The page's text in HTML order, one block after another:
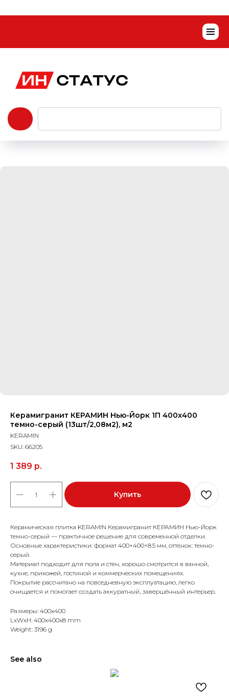
Керамигранит КЕРАМИН Нью-Йорк 1П 400х400
темно-серый (13шт/2,08м2), м2
KERAMIN
SKU: 66205
1 389 р.
Купить
Керамическая плитка KERAMIN Керамигранит КЕРАМИН Нью-Йорк
темно-серый — практичное решение для современной отделки.
Основные характеристики: формат 400×400×8.5 мм, оттенок: темно-
серый.
Материал подходит для пола и стен, хорошо смотрится в ванной,
кухне, прихожей, гостиной и коммерческих помещениях.
Покрытие рассчитано на повседневную эксплуатацию, легко
очищается и помогает создать аккуратный, завершённый интерьер.
Размеры: 400x400
LxWxH: 400x400x8 mm
Weight: 3196 g
See also